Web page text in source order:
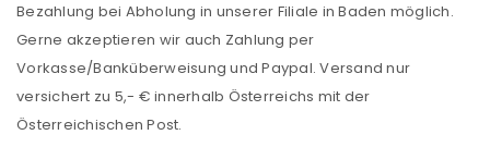
Bezahlung bei Abholung in unserer Filiale in Baden möglich.
Gerne akzeptieren wir auch Zahlung per
Vorkasse/Banküberweisung und Paypal. Versand nur
versichert zu 5,- € innerhalb Österreichs mit der
Österreichischen Post.